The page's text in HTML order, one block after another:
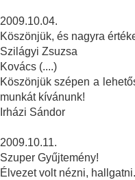
2009.10.04.
Köszönjük, és nagyra
Szilágyi Zsuzsa
Kovács (....)
Köszönjük szépen a
munkát kívánunk!
Irházi Sándor
2009.10.11.
Szuper Gyűjtemény!
Élvezet volt nézni, hallgatni.